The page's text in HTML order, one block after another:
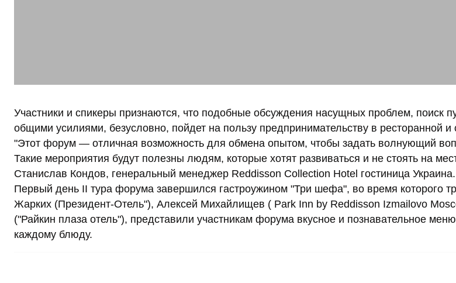
Участники и спикеры признаются, что подобные обсуждения насущных проблем, поиск
общими усилиями, безусловно, пойдет на пользу предпринимательству в ресторанной
"Этот форум — отличная возможность для обмена опытом, чтобы задать волнующий
Такие мероприятия будут полезны людям, которые хотят развиваться и не стоять на
Станислав Кондов, генеральный менеджер Reddisson Collection Hotel гостиница Украина.
Первый день II тура форума завершился гастроужином "Три шефа", во время которого
Жарких (Президент-Отель"), Алексей Михайлищев ( Park Inn by Reddisson Izmailovo
("Райкин плаза отель"), представили участникам форума вкусное и познавательное
каждому блюду.